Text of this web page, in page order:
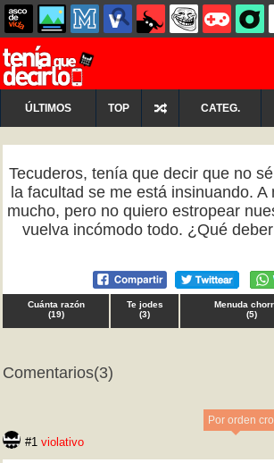
ÚLTIMOS TOP CATEG.
Tecuderos, tenía que decir que no
la facultad se me está insinuando.
mucho, pero no quiero estropear
vuelva incómodo todo. ¿Qué
Cuánta razón
(19)
Te jodes
(3)
Menuda
(5)
Comentarios(3)
Por orden
#1 violativo